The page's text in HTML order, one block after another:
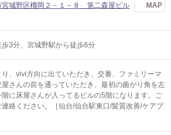
宮城野区榴岡２－１－８ 第二森屋ビル
MAP
3分、宮城野駅から徒歩6分
、vivi方向に出ていただき、交番、ファミリーマ
屋さんの前を通っていただき、最初の曲がり角を左
に床屋さんが入ってるビルの5階になります。ご
絡ください。［仙台/仙台駅東口/髪質改善/ケアプ